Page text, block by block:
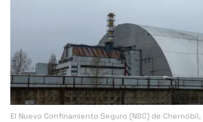
El Nuevo Confinamiento Seguro (NSC) de